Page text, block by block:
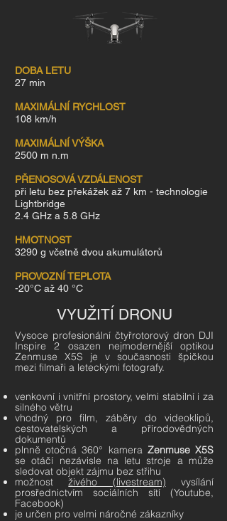
DOBA LETU
27 min
MAXIMÁLNÍ RYCHLOST
108 km/h
MAXIMÁLNÍ VÝŠKA
2500 m n.m
PŘENOSOVÁ VZDÁLENOST
při letu bez překážek až 7 km - technologie
Lightbridge
2.4 GHz a 5.8 GHz
HMOTNOST
3290 g včetně dvou akumulátorů
PROVOZNÍ TEPLOTA
-20°C až 40 °C
VYUŽITÍ DRONU
Vysoce profesionální čtyřrotorový dron DJI
Inspire 2 osazen nejmodernější optikou
Zenmuse X5S je v současnosti špičkou
mezi filmaři a leteckými fotografy.
venkovní i vnitřní prostory, velmi stabilní i za
silného větru
vhodný pro film, záběry do videoklipů,
cestovatelských a přírodovědných
dokumentů
plnně otočná 360° kamera Zenmuse X5S
se otáčí nezávisle na letu stroje a může
sledovat objekt zájmu bez střihu
možnostživého (livestream) vysílání
prosřednictvím sociálních sítí (Youtube,
Facebook)
je určen pro velmi náročné zákazníky